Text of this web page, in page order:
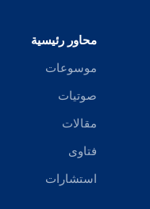
محاور رئيسية
موسوعات
صوتيات
مقالات
فتاوى
استشارات